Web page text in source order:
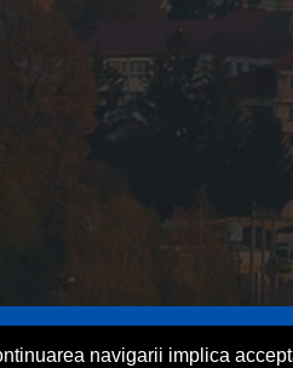
navigarii implica
Pucioasa 2026